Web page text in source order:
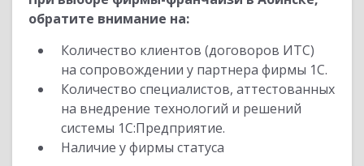
обратите внимание на:
Количество клиентов (договоров ИТС)
на сопровождении у партнера фирмы 1С.
Количество специалистов, аттестованных
на внедрение технологий и решений
системы 1С:Предприятие.
Наличие у фирмы статуса